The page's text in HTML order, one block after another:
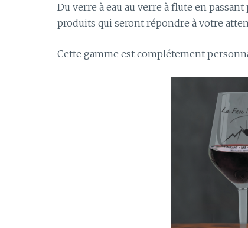
Du verre à eau au verre à flute en
produits qui seront répondre à votre
Cette gamme est complétement